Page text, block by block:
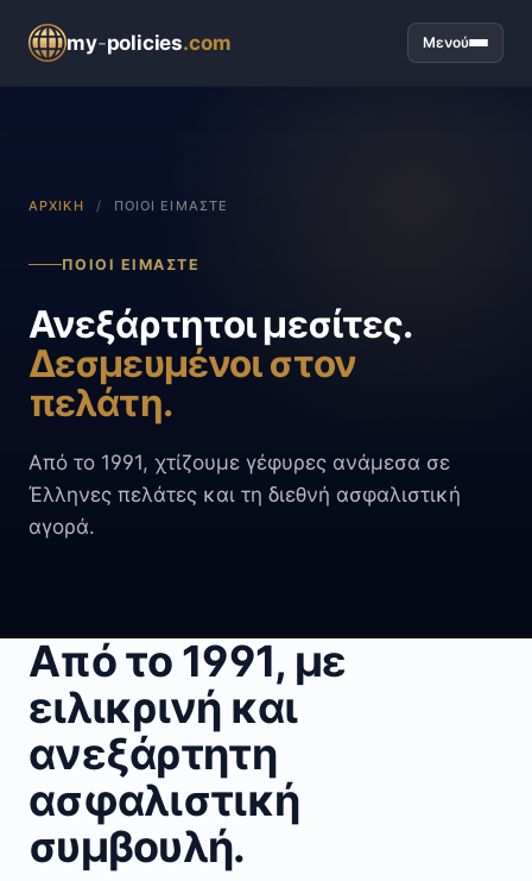
my-policies.com Μενού
ΑΡΧΙΚΉ / ΠΟΙΟΙ ΕΊΜΑΣΤΕ
ΠΟΙΟΙ ΕΊΜΑΣΤΕ
Ανεξάρτητοι μεσίτες.
Δεσμευμένοι στον
πελάτη.
Από το 1991, χτίζουμε γέφυρες ανάμεσα σε
Έλληνες πελάτες και τη διεθνή ασφαλιστική
αγορά.
Από το 1991, με
ειλικρινή και
ανεξάρτητη
ασφαλιστική
συμβουλή.